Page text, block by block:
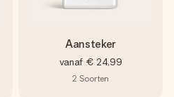
Aansteker
vanaf € 24,99
2 Soorten